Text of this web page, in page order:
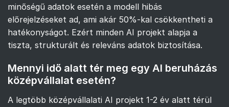
minőségű adatok esetén a modell hibás
előrejelzéseket ad, ami akár 50%-kal csökkentheti a
hatékonyságot. Ezért minden AI projekt alapja a
tiszta, strukturált és releváns adatok biztosítása.
Mennyi idő alatt tér meg egy AI beruházás
középvállalat esetén?
A legtöbb középvállalati AI projekt 1-2 év alatt térül